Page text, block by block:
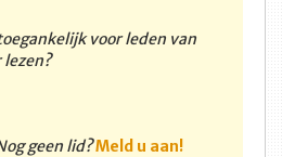
voor leden van
lezen?
geen lid?Meld u aan!